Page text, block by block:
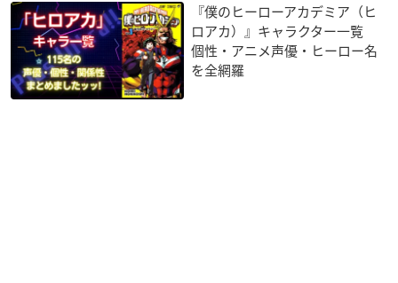
『僕のヒーローアカデミア（ヒ
ロアカ）』キャラクター一覧
個性・アニメ声優・ヒーロー名
を全網羅